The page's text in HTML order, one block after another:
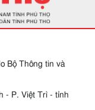
Bộ Thông tin và
- P. Việt Trì - tỉnh